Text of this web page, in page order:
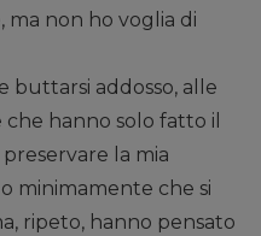
ma non ho voglia di
buttarsi addosso, alle
hanno solo fatto il
la mia
minimamente che si
ripeto, hanno pensato